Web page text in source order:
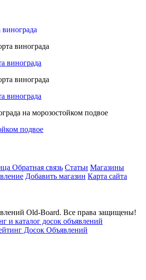
винограда
винограда
винограда
подвое
Обратная связь Статьи Магазины
Добавить магазин Карта сайта
Old-Board. Все права защищены!